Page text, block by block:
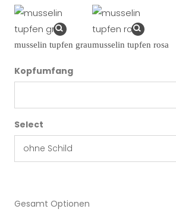
musselin tupfen graumusselin tupfen rosa
Kopfumfang
Select
Gesamt Optionen